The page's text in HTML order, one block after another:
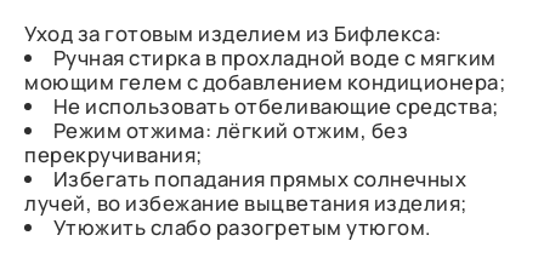
Уход за готовым изделием из Бифлекса:
Ручная стирка в прохладной воде с мягким
моющим гелем с добавлением кондиционера;
Не использовать отбеливающие средства;
Режим отжима: лёгкий отжим, без
перекручивания;
Избегать попадания прямых солнечных
лучей, во избежание выцветания изделия;
Утюжить слабо разогретым утюгом.